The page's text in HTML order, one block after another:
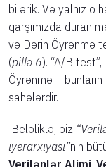
bilərik. Və yalnız o
qarşımızda duran
və Dərin Öyrənmə
(pillə 6). “A/B test”,
Öyrənmə – bunların
sahələrdir.
Beləliklə, biz
iyerarxiyası”nın